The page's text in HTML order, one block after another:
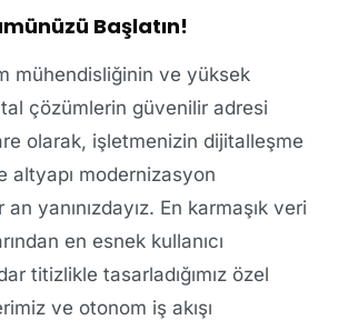
Başlatın!
mühendisliğinin ve yüksek
çözümlerin güvenilir adresi
olarak, işletmenizin dijitalleşme
altyapı modernizasyon
yanınızdayız. En karmaşık veri
en esnek kullanıcı
titizlikle tasarladığımız özel
ve otonom iş akışı